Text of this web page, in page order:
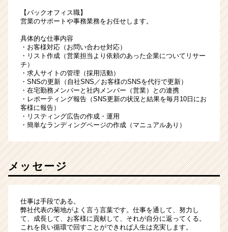
【バックオフィス職】
営業のサポートや事務業務をお任せします。
具体的な仕事内容
・お客様対応（お問い合わせ対応）
・リスト作成（営業担当より依頼のあった企業についてリサー
チ）
・求人サイトの管理（採用活動）
・SNSの更新（自社SNS／お客様のSNSを代行で更新）
・在宅勤務メンバーと社内メンバー（営業）との連携
・レポーティング報告（SNS更新の状況と結果を毎月10日にお
客様に報告）
・リスティング広告の作成・運用
・簡単なランディングページの作成（マニュアルあり）
メッセージ
仕事は手段である。
弊社代表の菊地がよく言う言葉です。仕事を通して、努力し
て、成長して、お客様に貢献して、それが自分に返ってくる。
これを良い循環で回すことができれば人生は充実します。